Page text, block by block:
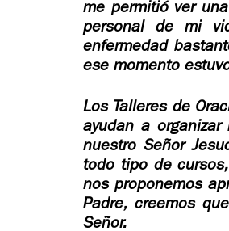
me permitió ver
personal de mi
enfermedad
ese momento
Los Talleres de
ayudan a
nuestro Señor
todo tipo de
nos proponemos
Padre, creemos
Señor.